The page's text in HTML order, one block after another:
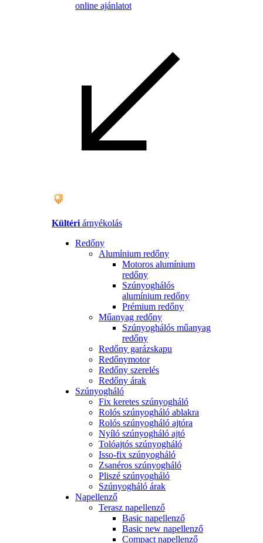
online ajánlatot
Kültéri árnyékolás
Redőny
Alumínium redőny
Motoros alumínium
redőny
Szúnyoghálós
alumínium redőny
Prémium redőny
Műanyag redőny
Szúnyoghálós műanyag
redőny
Redőny garázskapu
Redőnymotor
Redőny szerelés
Redőny árak
Szúnyogháló
Fix keretes szúnyogháló
Rolós szúnyogháló ablakra
Rolós szúnyogháló ajtóra
Nyíló szúnyogháló ajtó
Tolóajtós szúnyogháló
Isso-fix szúnyogháló
Zsanéros szúnyogháló
Pliszé szúnyogháló
Szúnyogháló árak
Napellenző
Terasz napellenző
Basic napellenző
Basic new napellenző
Compact napellenző